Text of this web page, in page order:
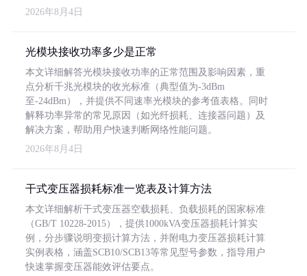
2026年8月4日
光模块接收功率多少是正常
本文详细解答光模块接收功率的正常范围及影响因素，重
点分析千兆光模块的收光标准（典型值为-3dBm
至-24dBm），并提供不同速率光模块的参考值表格。同时
解释功率异常的常见原因（如光纤损耗、连接器问题）及
解决方案，帮助用户快速判断网络性能问题。
2026年8月4日
干式变压器损耗标准一览表及计算方法
本文详细解析干式变压器空载损耗、负载损耗的国家标准
（GB/T 10228-2015），提供1000kVA变压器损耗计算实
例，分步骤说明变损计算方法，并附电力变压器损耗计算
实例表格，涵盖SCB10/SCB13等常见型号参数，指导用户
快速掌握变压器能效评估要点。